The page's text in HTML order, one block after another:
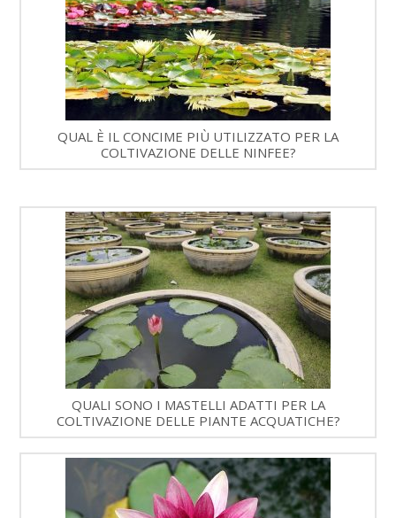
QUAL È IL CONCIME PIÙ UTILIZZATO PER LA
COLTIVAZIONE DELLE NINFEE?
QUALI SONO I MASTELLI ADATTI PER LA
COLTIVAZIONE DELLE PIANTE ACQUATICHE?